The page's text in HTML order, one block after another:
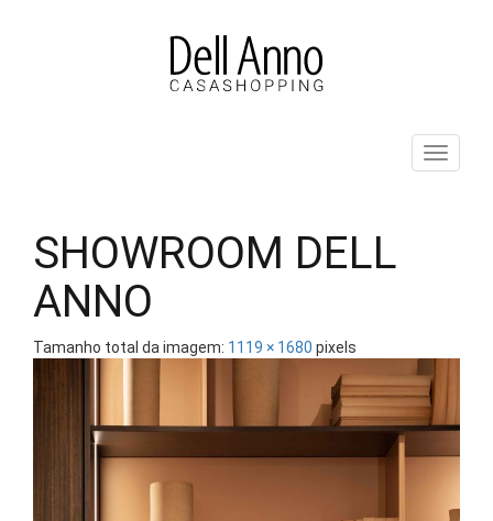
SHOWROOM DELL
ANNO
Tamanho total da imagem: 1119 × 1680 pixels